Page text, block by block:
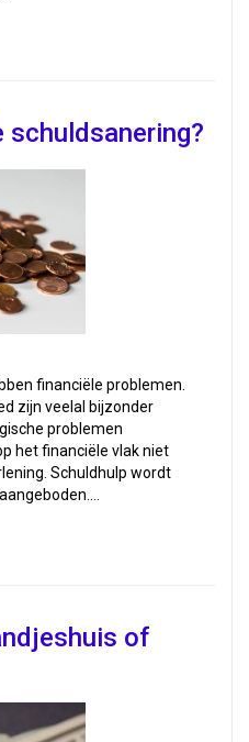
schuldsanering?
financiële problemen.
zijn veelal bijzonder
problemen
het financiële vlak niet
Schuldhulp wordt
of